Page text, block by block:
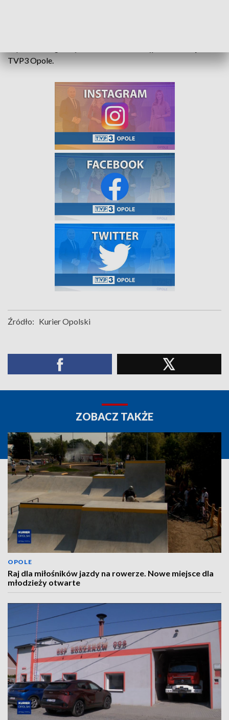
TVP3 Opole.
Źródło: Kurier Opolski
ZOBACZ TAKŻE
OPOLE
Raj dla miłośników jazdy na rowerze. Nowe miejsce dla
młodzieży otwarte